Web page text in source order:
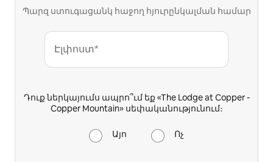
Պարզ ստուգացանկ հաջող հյուրընկալման համար
Էլփոստ*
Դուք ներկայումս ապրո՞ւմ եք «The Lodge at Copper -
Copper Mountain» սեփականությունում։
Այո Ոչ